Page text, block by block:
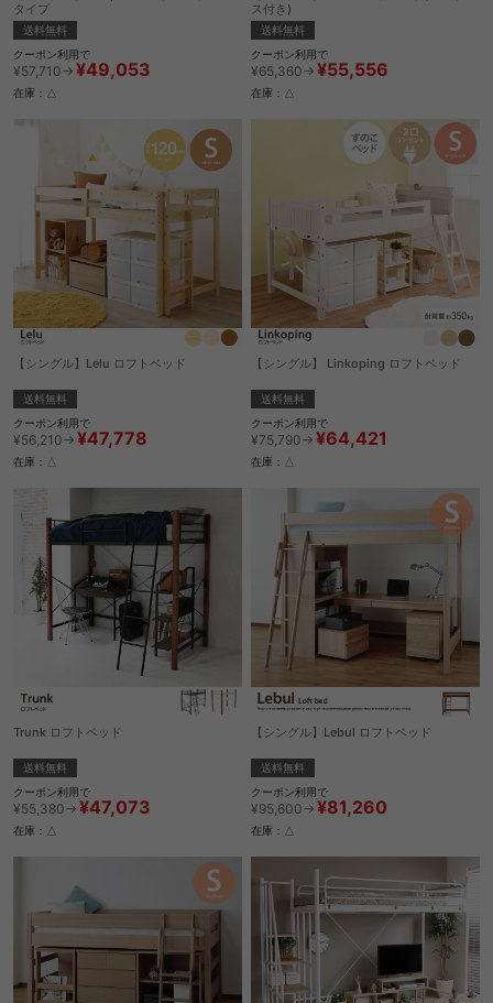
タイプ
送料無料
クーポン利用で
¥57,710→ ¥49,053
在庫：△
ス付き)
送料無料
クーポン利用で
¥65,360→ ¥55,556
在庫：△
【シングル】Lelu ロフトベッド
送料無料
クーポン利用で
¥56,210→ ¥47,778
在庫：△
【シングル】 Linkoping ロフトベッド
送料無料
クーポン利用で
¥75,790→ ¥64,421
在庫：△
Trunk ロフトベッド
送料無料
クーポン利用で
¥55,380→ ¥47,073
在庫：△
【シングル】Lebul ロフトベッド
送料無料
クーポン利用で
¥95,600→ ¥81,260
在庫：△